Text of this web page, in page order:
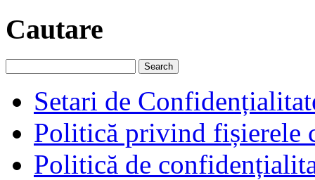
Cautare
Setari de
Politică privind fișierele
Politică de